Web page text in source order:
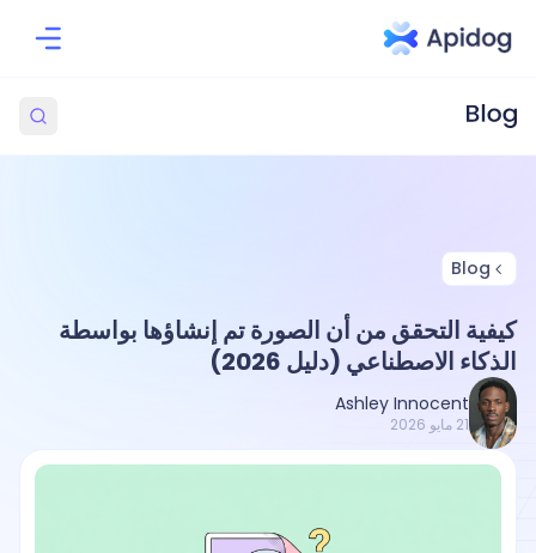
Blog
كيفية التحقق من أن الصورة تم إنشاؤها بواسطة
الذكاء الاصطناعي (دليل 2026)
Ashley Innocent
21 مايو 2026